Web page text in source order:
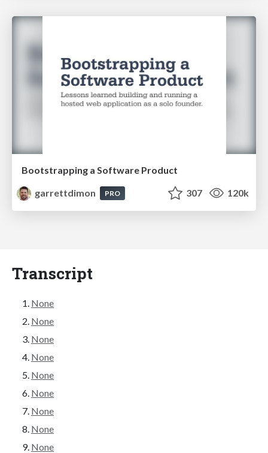
Bootstrapping a Software Product
garrettdimon
PRO 307 120k
Transcript
None
None
None
None
None
None
None
None
None